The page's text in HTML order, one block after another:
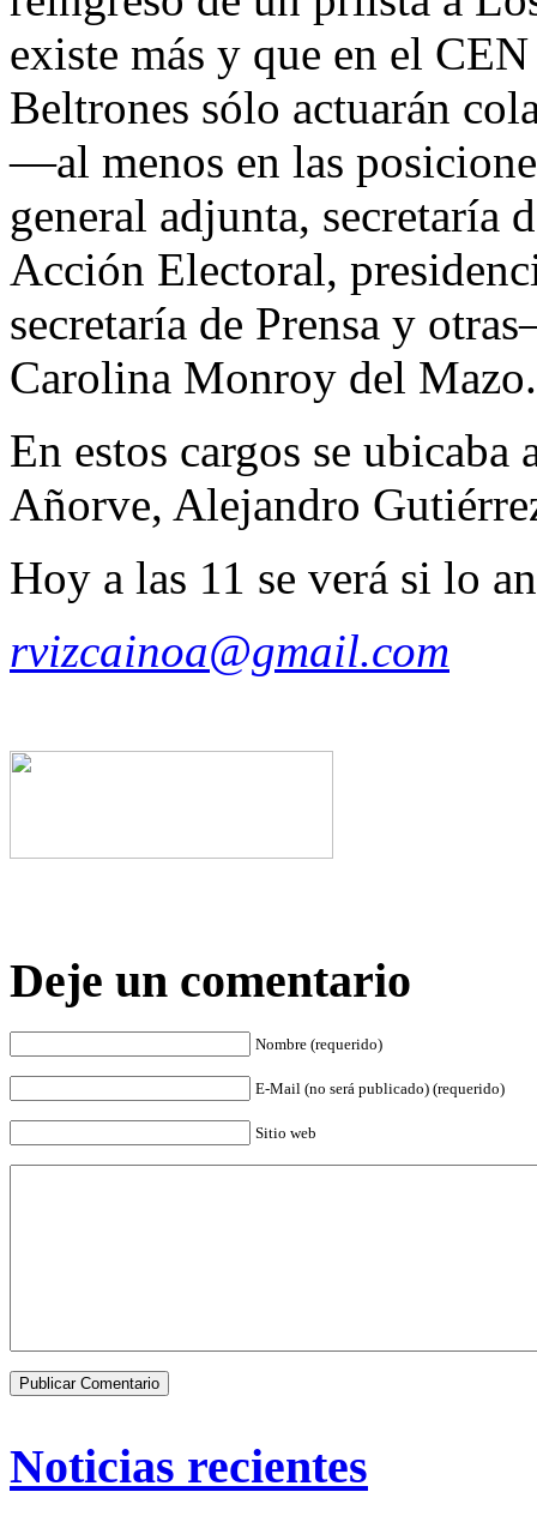
existe más y que en el
Beltrones sólo actuarán
—al menos en las
general adjunta, secretaría
Acción Electoral,
secretaría de Prensa y
Carolina Monroy del Mazo.
En estos cargos se
Añorve, Alejandro
Hoy a las 11 se verá si lo
rvizcainoa@gmail.com
Deje un comentario
Nombre (requerido)
E-Mail (no será publicado) (requerido)
Sitio web
Noticias recientes